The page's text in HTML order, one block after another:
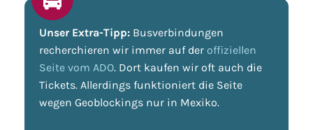
Unser Extra-Tipp: Busverbindungen
recherchieren wir immer auf der offiziellen
Seite vom ADO. Dort kaufen wir oft auch die
Tickets. Allerdings funktioniert die Seite
wegen Geoblockings nur in Mexiko.